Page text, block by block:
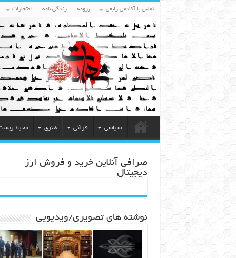
تماس با آکادمی رابعی رزومه زندگی نامه افتخارات
سیاسی قرآنی هنری محیط
صرافی آنلاین خرید و فروش ارز
دیجیتال
نوشته های تصویری/ویدیویی